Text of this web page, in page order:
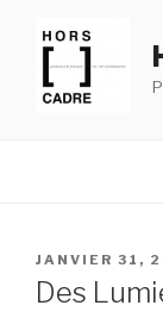
contenu
principal
PUBLIÉ
LE
JANVIER 31,
Des